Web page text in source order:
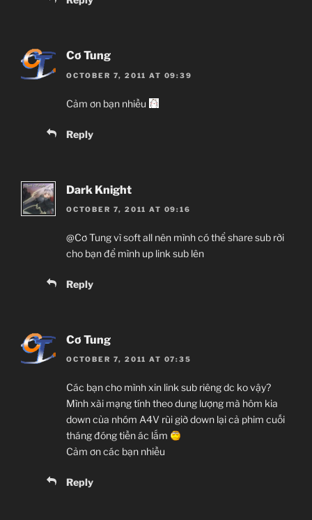
Cơ Tung
OCTOBER 7, 2011 AT 09:39
Cảm ơn bạn nhiều
Reply
Dark Knight
OCTOBER 7, 2011 AT 09:16
@Cơ Tung vì soft all nên mình có thể share sub rời
cho bạn để mình up link sub lên
Reply
Cơ Tung
OCTOBER 7, 2011 AT 07:35
Các bạn cho mình xin link sub riêng dc ko vậy?
Mình xài mạng tính theo dung lượng mà hôm kia
down của nhóm A4V rùi giờ down lại cả phim cuối
tháng đóng tiền ác lắm
Cảm ơn các bạn nhiều
Reply